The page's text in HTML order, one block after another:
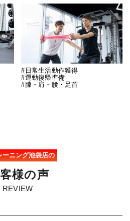
#日常生活動作獲得
#運動復帰準備
#膝・肩・腰・足首
ーニング池袋店の
客様の声
REVIEW